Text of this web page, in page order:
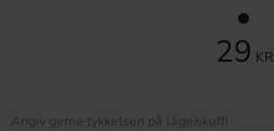
29 KR
Angiv gerne tykkelsen på låge/skuff!